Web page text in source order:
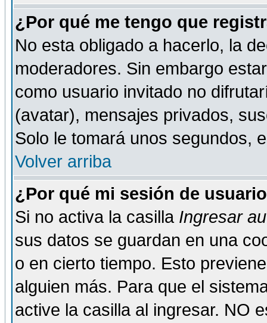
¿Por qué me tengo que
No esta obligado a hacerlo, la
moderadores. Sin embargo
como usuario invitado no
(avatar), mensajes privados,
Solo le tomará unos segundos,
Volver arriba
¿Por qué mi sesión de
Si no activa la casilla Ingresar
sus datos se guardan en una
o en cierto tiempo. Esto
alguien más. Para que el
active la casilla al ingresar. NO